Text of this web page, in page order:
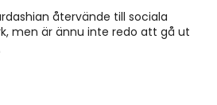
återvände till sociala
men är ännu inte redo att gå ut